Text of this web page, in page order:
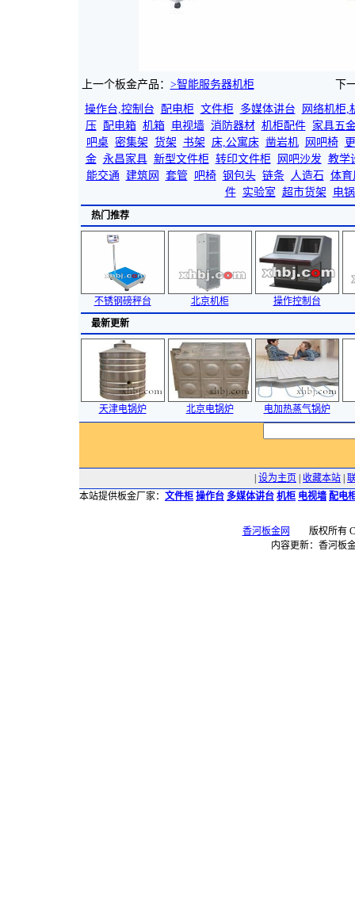
上一个板金产品： >智能服务器机柜 下
操作台,控制台 配电柜 文件柜 多媒体讲台
网络机柜,
压
配电箱 机箱 电视墙 消防器材 机柜配件
家具五
吧桌 密集架 货架 书架 床,公寓床 凿岩机 网吧椅
金 永昌家具 新型文件柜 转印文件柜 网吧沙发 教学
能交通
建筑网 套管 吧椅 钢包头 链条 人造石 体育
件
实验室 超市货架 电
热门推荐
不锈钢磅秤台 北京机柜
操作控制台
最新更新
天津电锅炉 北京电锅炉 电加热蒸气锅炉
设为主页 收藏本站
本站提供板金厂家： 文件柜 操作台 多媒体讲台 机柜 电视墙 配电
香河板金网
版权所有
内容更新：香河板